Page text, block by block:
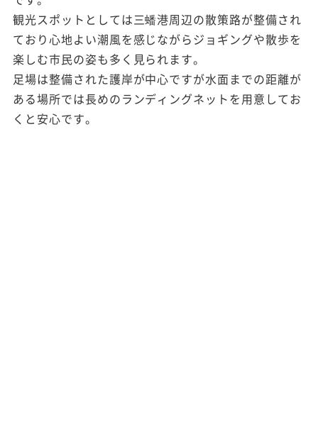
観光スポットとしては三蟠港周辺の散策路が整備され
ており心地よい潮風を感じながらジョギングや散歩を
楽しむ市民の姿も多く見られます。
足場は整備された護岸が中心ですが水面までの距離が
ある場所では長めのランディングネットを用意してお
くと安心です。